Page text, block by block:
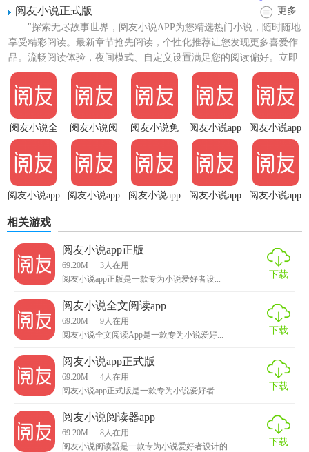
【阅友小说app技巧】
1. 智能推荐：根据用户的阅读历史和偏好，智能推荐相似书
籍，节省寻找好书的时间。
2. 离线下载：支持书籍章节的离线下载，无需网络连接即可
3. 进度同步：跨设备同步阅读进度，无论在手机还是平板上
都能接续阅读。
4. 搜索功能：强大的搜索引擎，支持关键词搜索，快速找到
想看的书籍。
阅友小说正式版
更多
"探索无尽故事世界，阅友小说APP为您精选热门小说，随时随地
享受精彩阅读。最新章节抢先阅读，个性化推荐让您发现更多喜爱作
品。流畅阅读体验，夜间模式、自定义设置满足您的阅读偏好。立即
下载阅友小说正式版，...
阅友小说全
文阅读app
阅友小说阅
读器app
阅友小说免
费阅读app
阅友小说app
正式版
阅友小说app
手机版
阅友小说app
阅友小说app
阅友小说app
阅友小说app
阅友小说app
相关游戏
阅友小说app正版
69.20M 3 人在用
阅友小说app正版是一款专为小说爱好者设...
下载
阅友小说全文阅读app
69.20M 9 人在用
阅友小说全文阅读App是一款专为小说爱好...
下载
阅友小说app正式版
69.20M 4 人在用
阅友小说app正式版是一款专为小说爱好者...
下载
阅友小说阅读器app
69.20M 8 人在用
阅友小说阅读器是一款专为小说爱好者设计的...
下载